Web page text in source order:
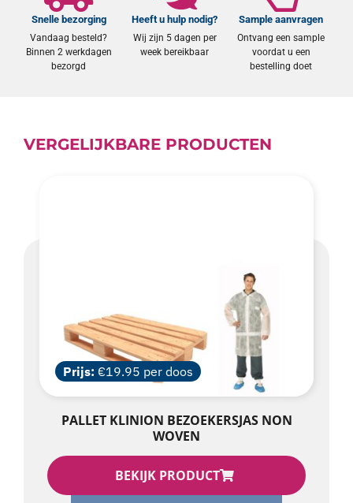
Snelle bezorging
Vandaag besteld?
Binnen 2 werkdagen
bezorgd
Heeft u hulp nodig?
Wij zijn 5 dagen per
week bereikbaar
Sample aanvragen
Ontvang een sample
voordat u een
bestelling doet
VERGELIJKBARE PRODUCTEN
Prijs: €19.95 per doos
PALLET KLINION BEZOEKERSJAS NON
WOVEN
BEKIJK PRODUCT